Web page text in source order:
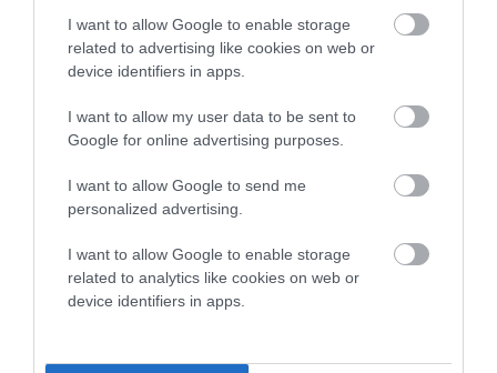
I want to allow Google to enable storage
related to advertising like cookies on web or
device identifiers in apps.
I want to allow my user data to be sent to
Google for online advertising purposes.
I want to allow Google to send me
personalized advertising.
I want to allow Google to enable storage
related to analytics like cookies on web or
device identifiers in apps.
06/08/2026
Η Άνδρος συνεχίζει να
μπαρκάρει…
06/08/2026
Η νεολαία της Άνδρου είναι
ευκαιρίες για να φανεί.
05/08/2026